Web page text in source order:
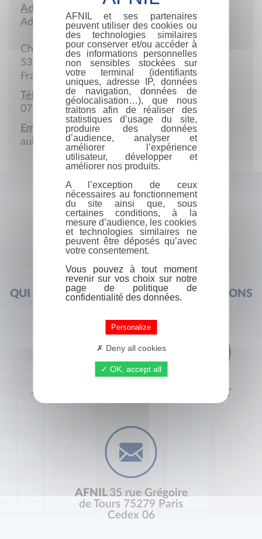
Adresse :
Adresse postale
Château Montaigu
53210 Argentré
France
Téléphone portable :
07 82 13 18 82
Email :
aulnoit@yahoo.fr
QUI SOMMES-NOUS ? FOIRE AUX QUESTIONS
+33 (0) 1 44 41 29 19 CONTACT
AFNIL 35 rue Grégoire
de Tours 75279 Paris
Cedex 06
AFNIL et ses partenaires
peuvent utiliser des cookies ou
des technologies similaires
pour conserver et/ou accéder à
des informations personnelles
non sensibles stockées sur
votre terminal (identifiants
uniques, adresse IP, données
de navigation, données de
géolocalisation…), que nous
traitons afin de réaliser des
statistiques d’usage du site,
produire des données
d’audience, analyser et
améliorer l’expérience
utilisateur, développer et
améliorer nos produits.
A l’exception de ceux
nécessaires au fonctionnement
du site ainsi que, sous
certaines conditions, à la
mesure d’audience, les cookies
et technologies similaires ne
peuvent être déposés qu’avec
votre consentement.
Vous pouvez à tout moment
revenir sur vos choix sur notre
page de politique de
confidentialité des données.
Personalize
Deny all cookies
OK, accept all